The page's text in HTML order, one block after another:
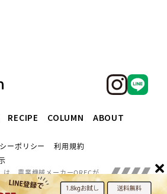
RECIPE COLUMN
ABOUT
ーポリシー
利用規約
、農業機械メーカーORECが
の農家とつながるORECによ